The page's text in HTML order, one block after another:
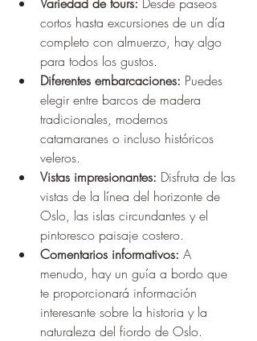
cortos hasta excursiones de un día
completo con almuerzo, hay algo
para todos los gustos.
Diferentes embarcaciones: Puedes
elegir entre barcos de madera
tradicionales, modernos
catamaranes o incluso históricos
veleros.
Vistas impresionantes: Disfruta de las
vistas de la línea del horizonte de
Oslo, las islas circundantes y el
pintoresco paisaje costero.
Comentarios informativos: A
menudo, hay un guía a bordo que
te proporcionará información
interesante sobre la historia y la
naturaleza del fiordo de Oslo.